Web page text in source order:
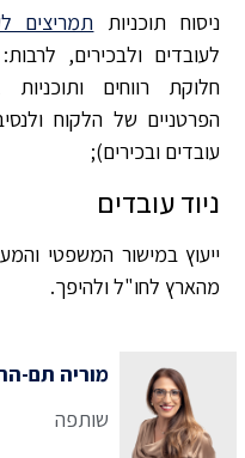
ניסוח תוכניות תמריצים
לעובדים ולבכירים,
חלוקת רווחים
הפרטניים של הלקוח
עובדים ובכירים);
ניוד עובדים
ייעוץ במישור המשפטי
מהארץ לחו"ל ולהיפך.
מוריה תם-
שותפה